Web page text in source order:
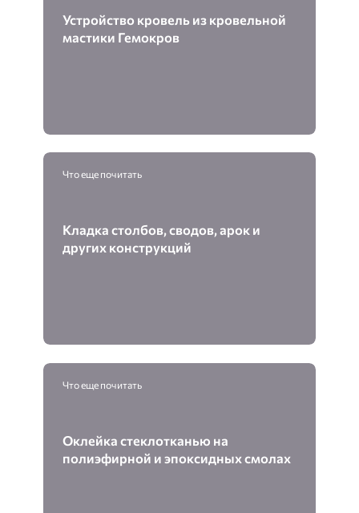
Устройство кровель из кровельной
мастики Гемокров
Что еще почитать
Кладка столбов, сводов, арок и
других конструкций
Что еще почитать
Оклейка стеклотканью на
полиэфирной и эпоксидных смолах